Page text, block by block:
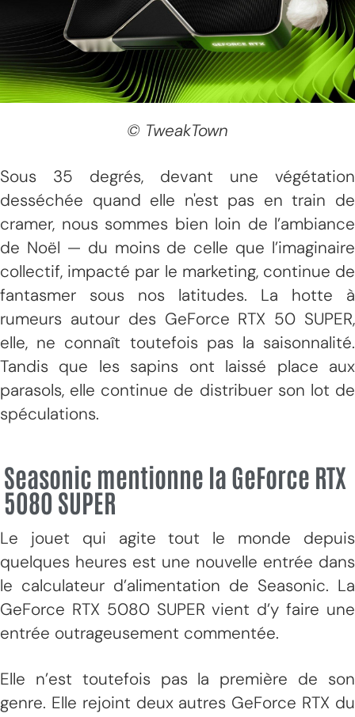
© TweakTown
Sous 35 degrés, devant une végétation
desséchée quand elle n'est pas en train de
cramer, nous sommes bien loin de l’ambiance
de Noël — du moins de celle que l’imaginaire
collectif, impacté par le marketing, continue de
fantasmer sous nos latitudes. La hotte à
rumeurs autour des GeForce RTX 50 SUPER,
elle, ne connaît toutefois pas la saisonnalité.
Tandis que les sapins ont laissé place aux
parasols, elle continue de distribuer son lot de
spéculations.
Seasonic mentionne la GeForce RTX
5080 SUPER
Le jouet qui agite tout le monde depuis
quelques heures est une nouvelle entrée dans
le calculateur d’alimentation de Seasonic. La
GeForce RTX 5080 SUPER vient d’y faire une
entrée outrageusement commentée.
Elle n’est toutefois pas la première de son
genre. Elle rejoint deux autres GeForce RTX du